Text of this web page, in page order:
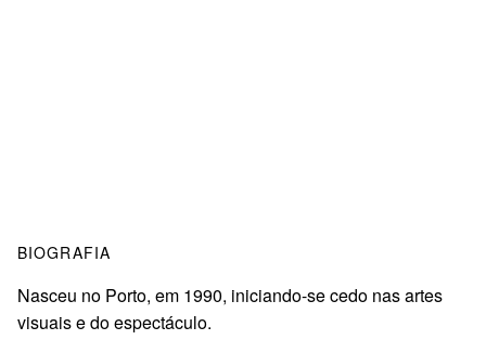
BIOGRAFIA
Nasceu no Porto, em 1990, iniciando-se cedo nas artes
visuais e do espectáculo.